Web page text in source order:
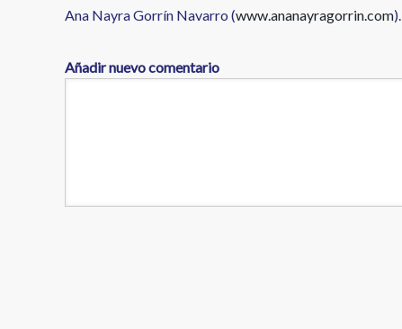
Ana Nayra Gorrín Navarro (www.ananayragorrin.com).
Añadir nuevo comentario